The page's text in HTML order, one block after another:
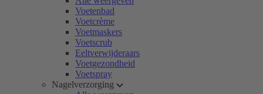
Voetenbad
Voetcrème
Voetmaskers
Voetscrub
Eeltverwijderaars
Voetgezondheid
Voetspray
Nagelverzorging